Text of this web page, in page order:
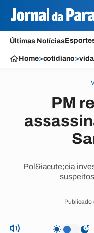
Últimas Notícias
Home>cotidiano>
PM
Pol&iacute;cia
Publicado